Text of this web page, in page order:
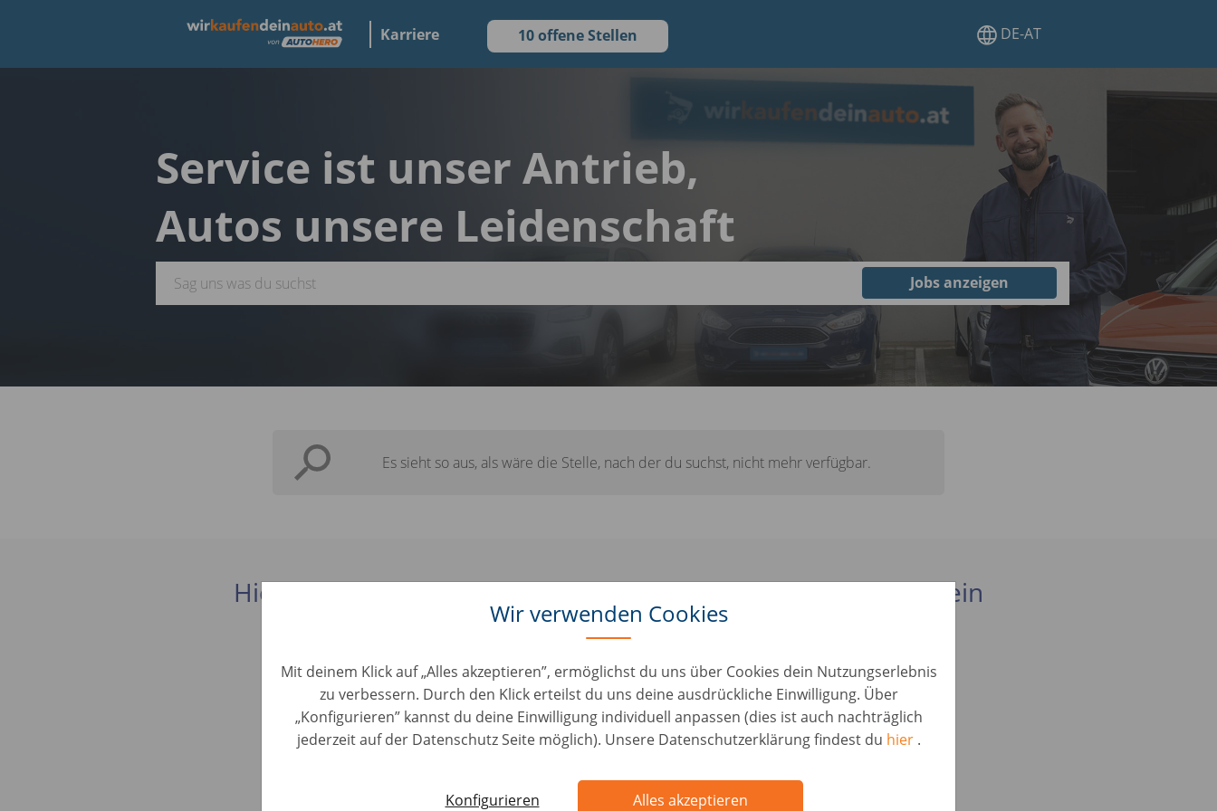
Karriere 10 offene Stellen DE-AT
Wir verwenden Cookies
Mit deinem Klick auf „Alles akzeptieren”, ermöglichst du uns über Cookies dein Nutzungserlebnis
zu verbessern. Durch den Klick erteilst du uns deine ausdrückliche Einwilligung. Über
„Konfigurieren” kannst du deine Einwilligung individuell anpassen (dies ist auch nachträglich
jederzeit auf der Datenschutz Seite möglich). Unsere Datenschutzerklärung findest du hier .
Konfigurieren Alles akzeptieren
Service ist unser Antrieb,
Autos unsere Leidenschaft
Jobs anzeigen
Es sieht so aus, als wäre die Stelle, nach der du suchst, nicht mehr verfügbar.
Hier findest du einige ähnliche Jobs, die für dich interessant sein
könnten:
Kundenberater Fahrzeugbewertung - Teilzeit (24 oder 30 Std /
Woche) (d/m/w)